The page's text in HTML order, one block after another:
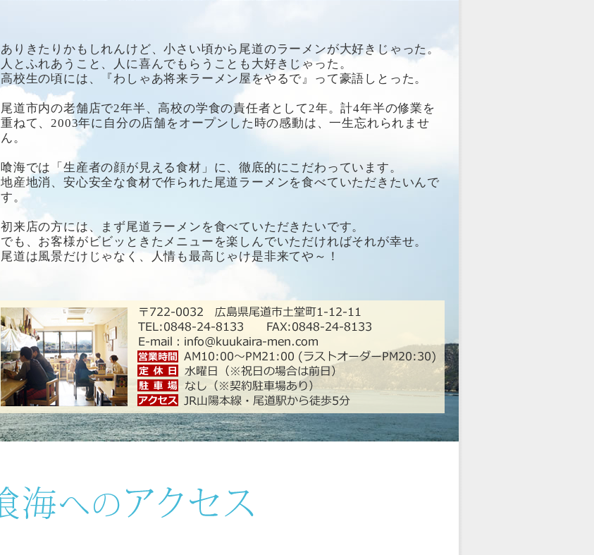
ありきたりかもしれんけど、小さい頃から尾道のラーメンが大好きじゃった。
人とふれあうこと、人に喜んでもらうことも大好きじゃった。
高校生の頃には、『わしゃあ将来ラーメン屋をやるで』って豪語しとった。
尾道市内の老舗店で2年半、高校の学食の責任者として2年。計4年半の修業を
重ねて、2003年に自分の店舗をオープンした時の感動は、一生忘れられませ
ん。
喰海では「生産者の顔が見える食材」に、徹底的にこだわっています。
地産地消、安心安全な食材で作られた尾道ラーメンを食べていただきたいんで
す。
初来店の方には、まず尾道ラーメンを食べていただきたいです。
でも、お客様がビビッときたメニューを楽しんでいただければそれが幸せ。
尾道は風景だけじゃなく、人情も最高じゃけ是非来てや～！